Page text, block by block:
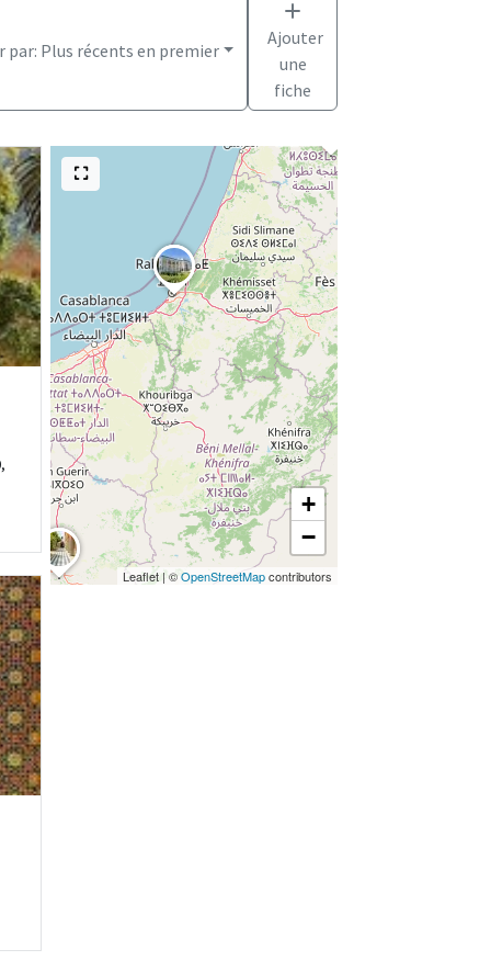
par: Plus récents en premier
Ajouter
une
fiche
+
−
Leaflet | ©OpenStreetMapcontributors